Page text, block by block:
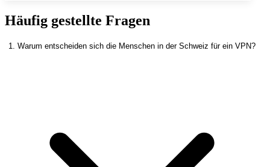
Häufig gestellte Fragen
1. Warum entscheiden sich die Menschen in der Schweiz für ein VPN?